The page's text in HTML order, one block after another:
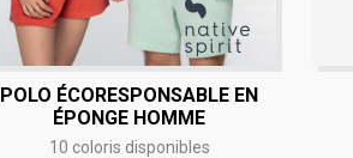
POLO ÉCORESPONSABLE EN
ÉPONGE HOMME
10 coloris disponibles